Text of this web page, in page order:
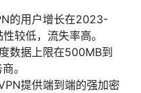
的用户增长在2023-
较低，流失率高。
数据上限在500MB到
。
提供端到端的强加密